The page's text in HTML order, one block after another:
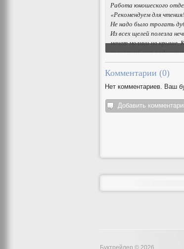
Работа юношеского
«Рекомендуем для
Не надо было трогать
Из всех щелей полезла
мечет молнии на крыше,
говорящий кот
работает…
Комментарии (0)
Нет комментариев. Ваш
Добавить
Буктрейлер © 2026